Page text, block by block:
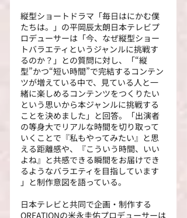
縦型ショートドラマ「毎日はにかむ僕
たちは。」の平岡辰太朗日本テレビプ
ロデューサーは「今、なぜ縦型ショー
トバラエティというジャンルに挑戦す
るのか？」との質問に対し、「“縦
型”かつ“短い時間”で完結するコンテン
ツが増えている中で、見ている人と一
緒に楽しめるコンテンツをつくりたい
という思いから本ジャンルに挑戦する
ことを決めました」と回答。「出演者
の等身大でリアルな時間を切り取って
いくことで『私もやってみたい』と思
える距離感や、『こういう時間、いい
よね』と共感できる瞬間をお届けでき
るようなバラエティを目指しています
」と制作意図を語っている。
日本テレビと共同で企画・制作する
QREATIONの米永圭佑プロデューサーは